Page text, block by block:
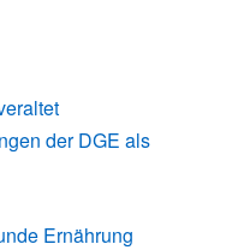
der DGE als
Ernährung